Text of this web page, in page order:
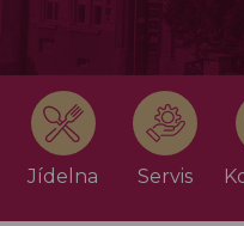
Jídelna Servis